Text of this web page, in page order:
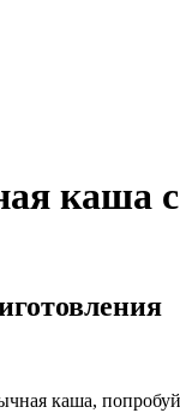
каша
каша,